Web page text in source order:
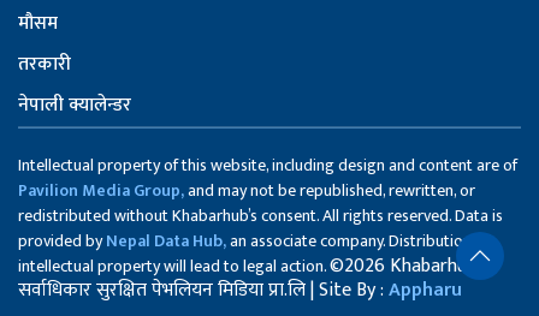
मौसम
तरकारी
नेपाली क्यालेन्डर
Intellectual property of this website, including design and content are of
Pavilion Media Group,and may not be republished, rewritten, or
redistributed without Khabarhub’s consent. All rights reserved. Data is
provided byNepal Data Hub,an associate company. Distribution of
intellectual property will lead to legal action.©2026 Khabarhub
सर्वाधिकार सुरक्षित पेभलियन मिडिया प्रा.लि | Site By :Appharu